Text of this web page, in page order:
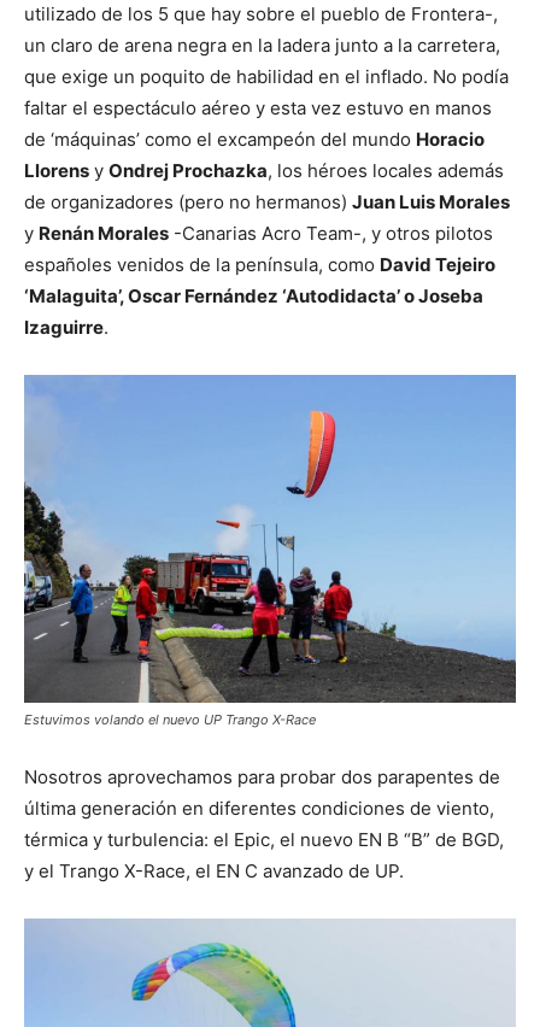
utilizado de los 5 que hay sobre el pueblo de Frontera-,
un claro de arena negra en la ladera junto a la carretera,
que exige un poquito de habilidad en el inflado. No podía
faltar el espectáculo aéreo y esta vez estuvo en manos
de ‘máquinas’ como el excampeón del mundo Horacio
Llorens y Ondrej Prochazka, los héroes locales además
de organizadores (pero no hermanos) Juan Luis Morales
y Renán Morales -Canarias Acro Team-, y otros pilotos
españoles venidos de la península, como David Tejeiro
‘Malaguita’, Oscar Fernández ‘Autodidacta’ o Joseba
Izaguirre.
Estuvimos volando el nuevo UP Trango X-Race
Nosotros aprovechamos para probar dos parapentes de
última generación en diferentes condiciones de viento,
térmica y turbulencia: el Epic, el nuevo EN B “B” de BGD,
y el Trango X-Race, el EN C avanzado de UP.